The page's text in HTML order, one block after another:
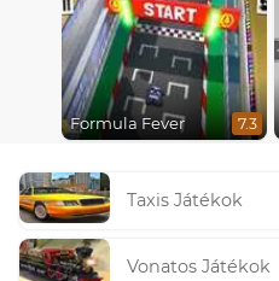
Formula Fever 7.3
Taxis Játékok
Vonatos Játékok